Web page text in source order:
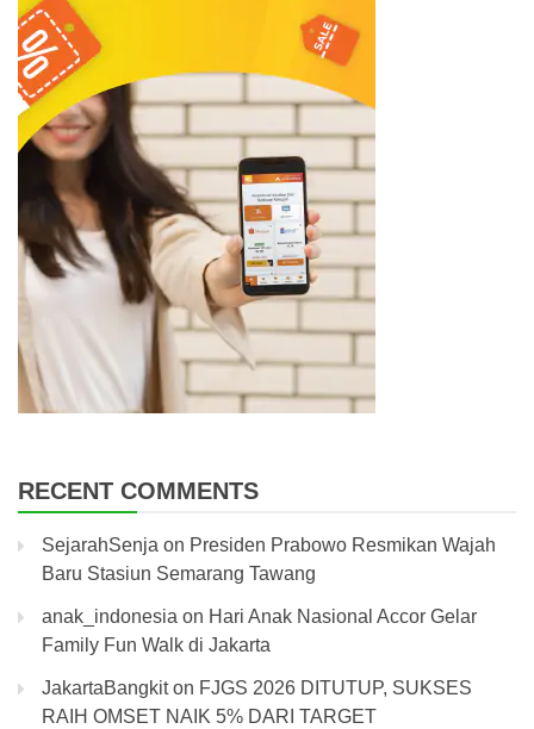
RECENT COMMENTS
SejarahSenja on Presiden Prabowo Resmikan Wajah
Baru Stasiun Semarang Tawang
anak_indonesia on Hari Anak Nasional Accor Gelar
Family Fun Walk di Jakarta
JakartaBangkiton FJGS 2026 DITUTUP, SUKSES
RAIH OMSET NAIK 5% DARI TARGET